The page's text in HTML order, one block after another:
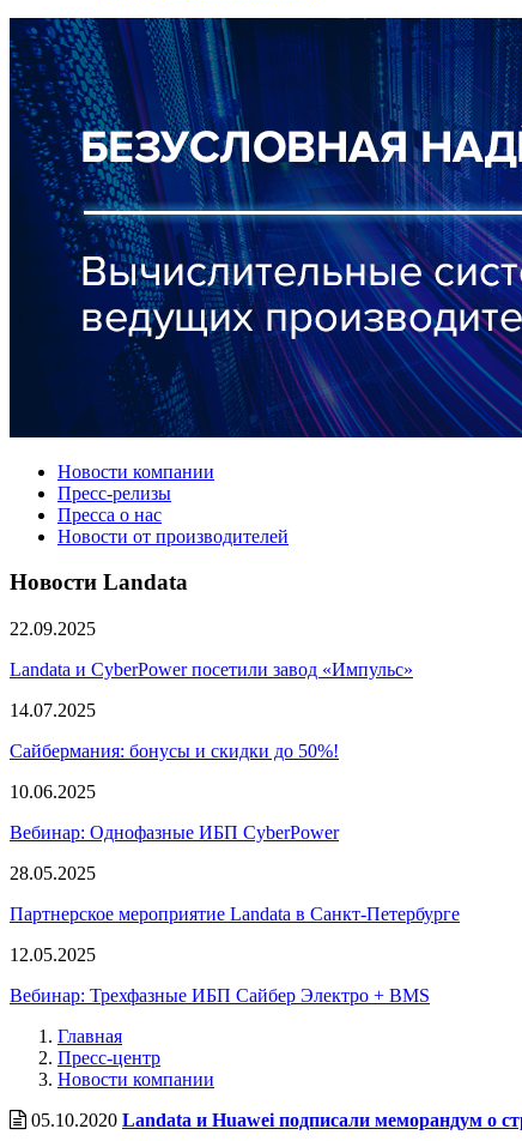
Новости компании
Пресс-релизы
Пресса о нас
Новости от производителей
Новости Landata
22.09.2025
Landata и CyberPower посетили завод «Импульс»
14.07.2025
Сайбермания: бонусы и скидки до 50%!
10.06.2025
Вебинар: Однофазные ИБП CyberPower
28.05.2025
Партнерское мероприятие Landata в Санкт-Петербурге
12.05.2025
Вебинар: Трехфазные ИБП Сайбер Электро + BMS
Главная
Пресс-центр
Новости компании
05.10.2020 Landata и Huawei подписали меморандум о